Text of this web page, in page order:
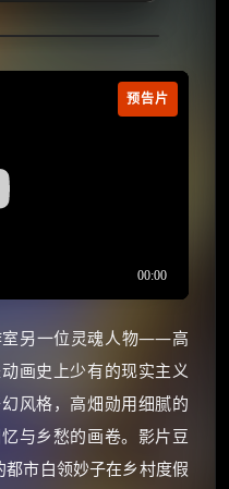
预告片
室另一位灵魂人物——高
画史上少有的现实主义
风格，高畑勋用细腻的
与乡愁的画卷。影片豆
市白领妙子在乡村度假